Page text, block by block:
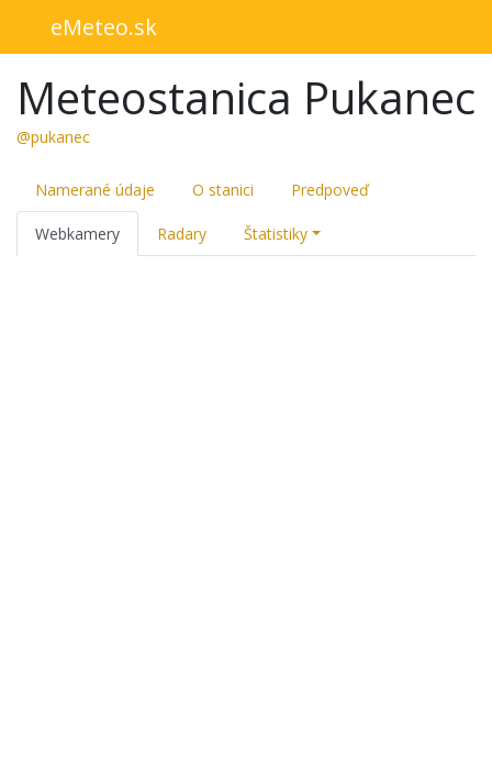
eMeteo.sk
Meteostanica Pukanec
@pukanec
Namerané údaje O stanici Predpoveď
Webkamery Radary Štatistiky